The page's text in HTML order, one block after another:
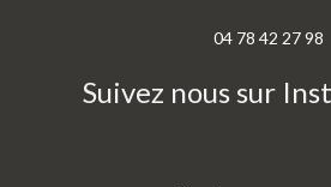
04 78 42 27 98
Suivez nous sur